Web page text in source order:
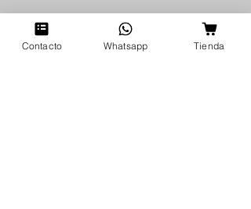
Contacto Whatsapp Tienda